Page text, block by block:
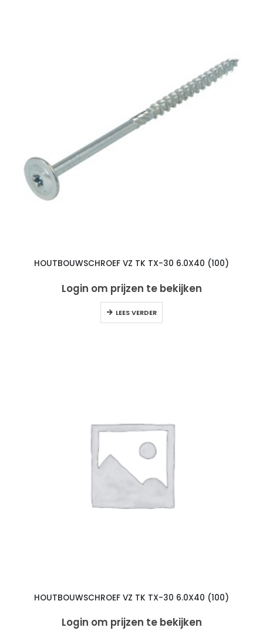
HOUTBOUWSCHROEF VZ TK TX-30 6.0X40 (100)
Login om prijzen te bekijken
LEES VERDER
HOUTBOUWSCHROEF VZ TK TX-30 6.0X40 (100)
Login om prijzen te bekijken